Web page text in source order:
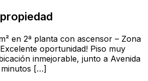
en 2ª planta con ascensor – Zona
oportunidad! Piso muy
inmejorable, junto a Avenida
minutos […]